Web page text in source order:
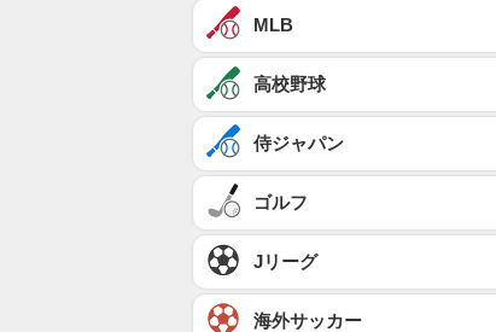
MLB
高校野球
侍ジャパン
ゴルフ
Jリーグ
海外サッカー